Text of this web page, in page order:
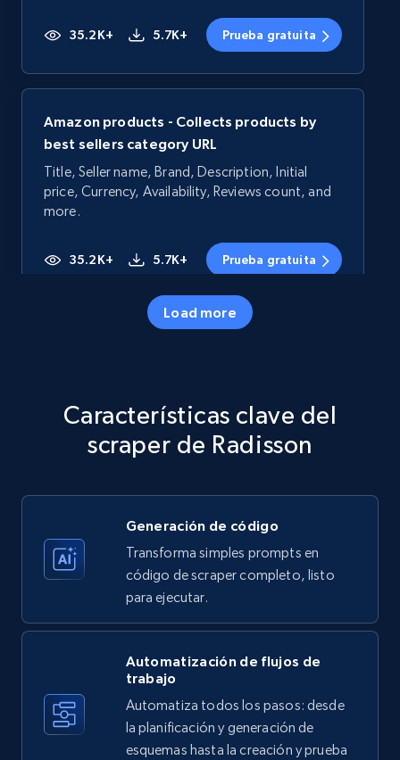
35.2K+ 5.7K+ Prueba gratuita
Amazon products - Collects products by
best sellers category URL
Title, Seller name, Brand, Description, Initial
price, Currency, Availability, Reviews count, and
more.
35.2K+ 5.7K+ Prueba gratuita
price, Currency, Availability, Reviews count, and
Amazon products - Collects products by
specific keywords
Title, Seller name, Brand, Description, Initial
35.2K+ 5.7K+ Prueba gratuita
Load more
Características clave del
scraper de Radisson
Generación de código
Transforma simples prompts en
código de scraper completo, listo
para ejecutar.
Automatización de flujos de
trabajo
Automatiza todos los pasos: desde
la planificación y generación de
esquemas hasta la creación y prueba